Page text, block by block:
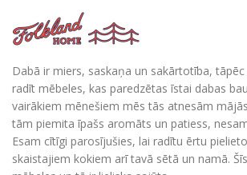
Dabā ir miers, saskaņa un sakārtotība,
radīt mēbeles, kas paredzētas īstai dabas
vairākiem mēnešiem mēs tās atnesām
tām piemita īpašs aromāts un patiess,
Esam cītīgi parosījušies, lai radītu ērtu
skaistajiem kokiem arī tavā sētā un namā.